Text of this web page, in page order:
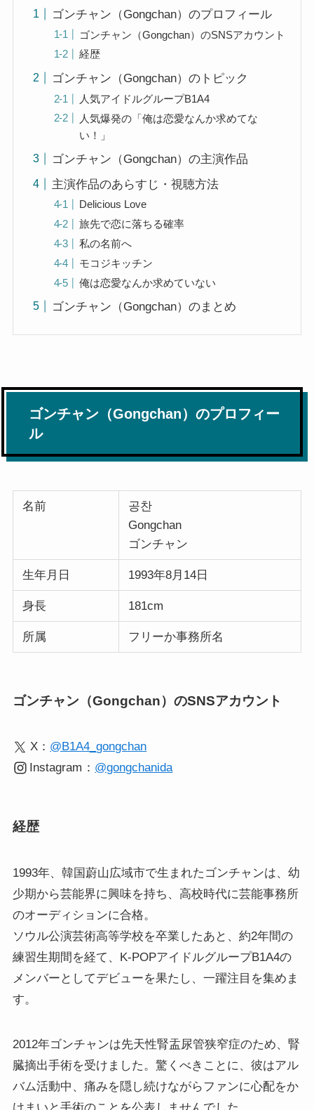
ゴンチャン（Gongchan）のプロフィール
ゴンチャン（Gongchan）のSNSアカウント
経歴
ゴンチャン（Gongchan）のトピック
人気アイドルグループB1A4
人気爆発の「俺は恋愛なんか求めてな
い！」
ゴンチャン（Gongchan）の主演作品
主演作品のあらすじ・視聴方法
Delicious Love
旅先で恋に落ちる確率
私の名前へ
モコジキッチン
俺は恋愛なんか求めていない
ゴンチャン（Gongchan）のまとめ
ゴンチャン（Gongchan）のプロフィー
ル
名前
공찬
Gongchan
ゴンチャン
生年月日 1993年8月14日
身長 181cm
所属 フリーか事務所名
ゴンチャン（Gongchan）のSNSアカウント
X： @B1A4_gongchan
Instagram ： @gongchanida
経歴
1993年、韓国蔚山広域市で生まれたゴンチャンは、幼
少期から芸能界に興味を持ち、高校時代に芸能事務所
のオーディションに合格。
ソウル公演芸術高等学校を卒業したあと、約2年間の
練習生期間を経て、K-POPアイドルグループB1A4の
メンバーとしてデビューを果たし、一躍注目を集めま
す。
2012年ゴンチャンは先天性腎盂尿管狭窄症のため、腎
臓摘出手術を受けました。驚くべきことに、彼はアル
バム活動中、痛みを隠し続けながらファンに心配をか